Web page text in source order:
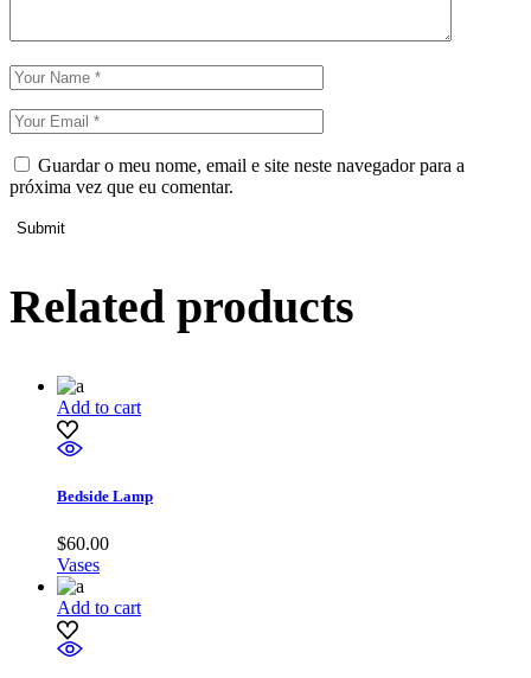
Guardar o meu nome, email e site neste navegador para a
próxima vez que eu comentar.
Submit
Related products
Add to cart
Bedside Lamp
$60.00
Vases
Add to cart